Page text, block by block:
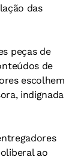
das
peças de
de
escolhem
indignada
ao